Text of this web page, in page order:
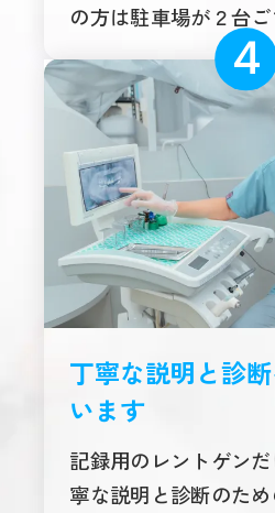
の方は駐車場が２台ご
丁寧な説明と診
います
記録用のレントゲン
寧な説明と診断のた